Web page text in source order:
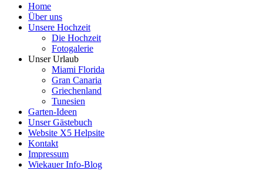
Home
Über uns
Unsere Hochzeit
Die Hochzeit
Fotogalerie
Unser Urlaub
Miami Florida
Gran Canaria
Griechenland
Tunesien
Garten-Ideen
Unser Gästebuch
Website X5 Helpsite
Kontakt
Impressum
Wiekauer Info-Blog